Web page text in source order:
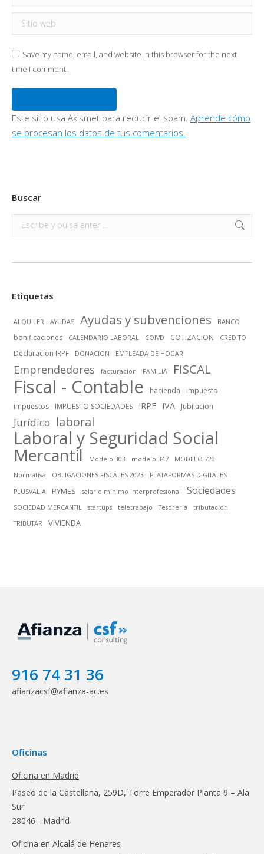
Sitio web
Save my name, email, and website in this browser for the next
time I comment.
Este sitio usa Akismet para reducir el spam. Aprende cómo
se procesan los datos de tus comentarios.
Buscar
Buscar:
Etiquetas
ALQUILER AYUDAS Ayudas y subvenciones BANCO
bonificaciones CALENDARIO LABORAL COIVD COTIZACION CREDITO
Declaracion IRPF DONACION EMPLEADA DE HOGAR
Emprendedores facturacion FAMILIA FISCAL
Fiscal - Contable hacienda
impuesto
impuestos
IMPUESTO SOCIEDADES IRPF IVA Jubilacion
Jurídico laboral
Laboral y Seguridad Social
Mercantil Modelo 303 modelo 347
MODELO 720
Normativa
OBLIGACIONES FISCALES 2023
PLATAFORMAS DIGITALES
PLUSVALIA
PYMES salario mínimo interprofesional Sociedades
SOCIEDAD MERCANTIL startups teletrabajo Tesoreria
tributacion
TRIBUTAR
VIVIENDA
916 74 31 36
afianzacsf@afianza-ac.es
Oficinas
Oficina en Madrid
Paseo de la Castellana, 259D, Torre Emperador Planta 9 – Ala
Sur
28046 - Madrid
Oficina en Alcalá de Henares